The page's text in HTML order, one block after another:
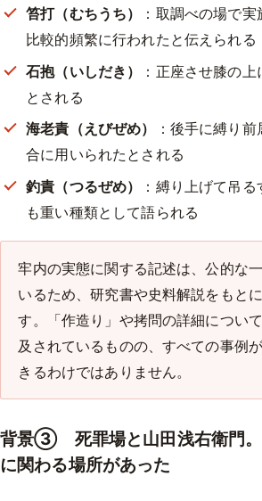
笞打（むちうち）
：取調べの場で実
比較的頻繁に行われたと伝えられる
石抱（いしだき）
：正座させ膝の
とされる
海老責（えびぜめ）
：後手に縛り
合に用いられたとされる
釣責（つるぜめ）
：縛り上げて吊
も重い種類として語られる
牢内の実態に関する記述は、公的な
いるため、研究書や史料解説をもと
す。「作造り」や拷問の詳細につい
及されているものの、すべての事例
きるわけではありません。
背景③ 死罪場と山田浅右衛門。
に関わる場所があった